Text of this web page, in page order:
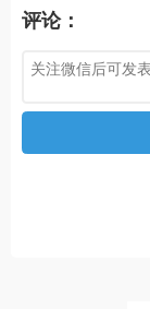
评论：